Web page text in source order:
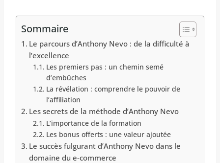
Sommaire
Le parcours d’Anthony Nevo : de la difficulté à
l’excellence
Les premiers pas : un chemin semé
d’embûches
La révélation : comprendre le pouvoir de
l’affiliation
Les secrets de la méthode d’Anthony Nevo
L’importance de la formation
Les bonus offerts : une valeur ajoutée
Le succès fulgurant d’Anthony Nevo dans le
domaine du e-commerce